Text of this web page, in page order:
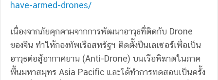
have-armed-drones/
เนื่องจากภัยคุกคามจากการพัฒนาอาวุธที่ติดกับ Drone
ของจีน ทำให้กองทัพเรือสหรัฐฯ ติดตั้งปืนเลเซอร์เพื่อเป็น
อาวุธต่อสู้อากาศยาน (Anti-Drone) บนเรือพิฆาตในภาค
พื้นมหาสมุทร Asia Pacific และได้ทำการทดสอบเป็นครั้ง